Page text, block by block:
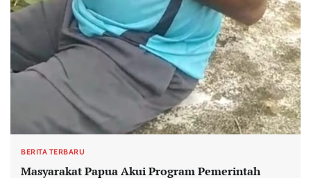
BERITA TERBARU
Masyarakat Papua Akui Program Pemerintah